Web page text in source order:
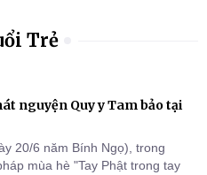
Trẻ
nguyện Quy y Tam bảo tại
20/6 năm Bính Ngọ), trong
mùa hè "Tay Phật trong tay